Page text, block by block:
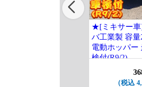
★[ミキサー車
バ工業製 容量
電動ホッパー
検付(R9/2)
（税込